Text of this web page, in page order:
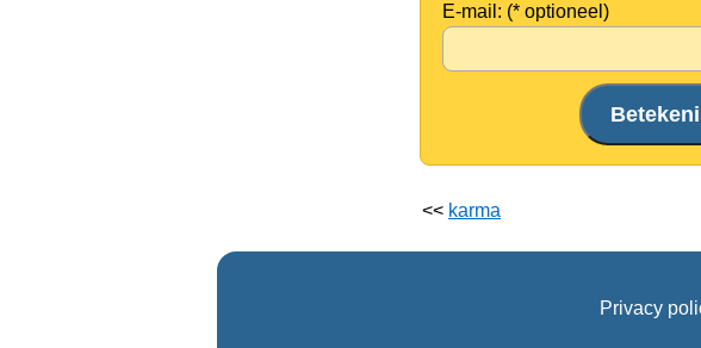
E-mail: (* optioneel)
<< karma
Privacy